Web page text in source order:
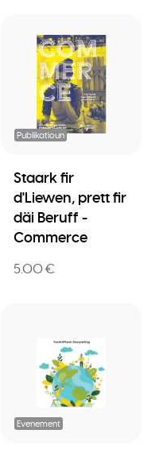
Publikatioun
Staark fir
d'Liewen, prett fir
däi Beruff -
Commerce
5.00 €
Evenement